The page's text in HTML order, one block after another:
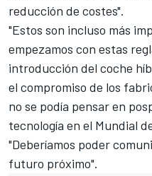
reducción de costes".
"Estos son incluso más
empezamos con estas
introducción del coche
el compromiso de los
no se podía pensar en
tecnología en el Mundial
"Deberíamos poder
futuro próximo".